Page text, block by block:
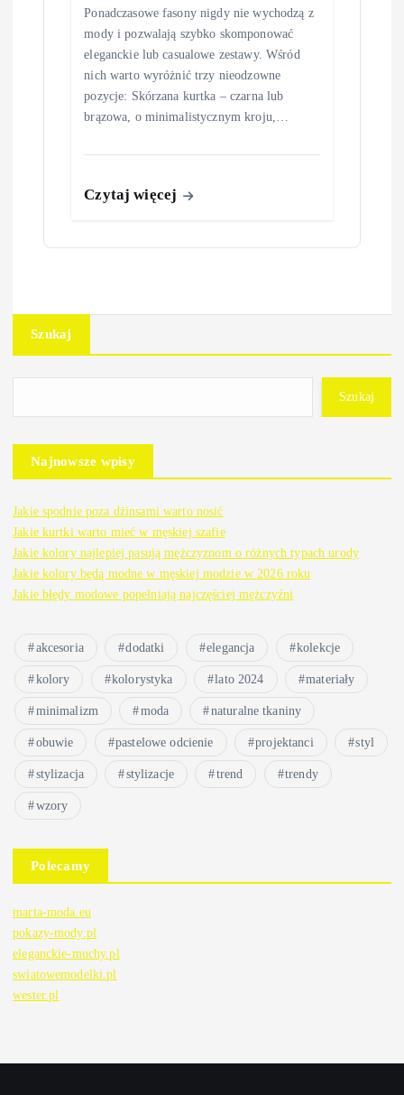
Ponadczasowe fasony nigdy nie wychodzą z
mody i pozwalają szybko skomponować
eleganckie lub casualowe zestawy. Wśród
nich warto wyróżnić trzy nieodzowne
pozycje: Skórzana kurtka – czarna lub
brązowa, o minimalistycznym kroju,…
Czytaj więcej
Szukaj
Szukaj
Najnowsze wpisy
Jakie spodnie poza dżinsami warto nosić
Jakie kurtki warto mieć w męskiej szafie
Jakie kolory najlepiej pasują mężczyznom o różnych typach urody
Jakie kolory będą modne w męskiej modzie w 2026 roku
Jakie błędy modowe popełniają najczęściej mężczyźni
akcesoria dodatki elegancja kolekcje
kolory kolorystyka lato 2024 materiały
minimalizm moda naturalne tkaniny
obuwie pastelowe odcienie projektanci styl
stylizacja stylizacje trend trendy
wzory
Polecamy
marta-moda.eu
pokazy-mody.pl
eleganckie-muchy.pl
swiatowemodelki.pl
wester.pl